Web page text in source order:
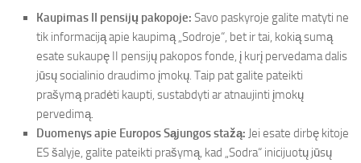
Kaupimas II pensijų pakopoje: Savo paskyroje galite matyti ne
tik informaciją apie kaupimą „Sodroje“, bet ir tai, kokią sumą
esate sukaupę II pensijų pakopos fonde, į kurį pervedama dalis
jūsų socialinio draudimo įmokų. Taip pat galite pateikti
prašymą pradėti kaupti, sustabdyti ar atnaujinti įmokų
pervedimą.
Duomenys apie Europos Sąjungos stažą: Jei esate dirbę kitoje
ES šalyje, galite pateikti prašymą, kad „Sodra“ inicijuotų jūsų